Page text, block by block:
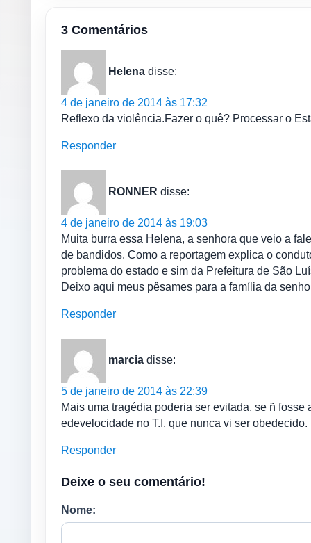
3 Comentários
Helena disse:
4 de janeiro de 2014 às 17:32
Reflexo da violência.Fazer o quê? Processar o
Responder
RONNER disse:
4 de janeiro de 2014 às 19:03
Muita burra essa Helena, a senhora que veio a
de bandidos. Como a reportagem explica o
problema do estado e sim da Prefeitura de São
Deixo aqui meus pêsames para a família da
Responder
marcia disse:
5 de janeiro de 2014 às 22:39
Mais uma tragédia poderia ser evitada, se ñ
edevelocidade no T.I. que nunca vi ser obedecido.
Responder
Deixe o seu comentário!
Nome: